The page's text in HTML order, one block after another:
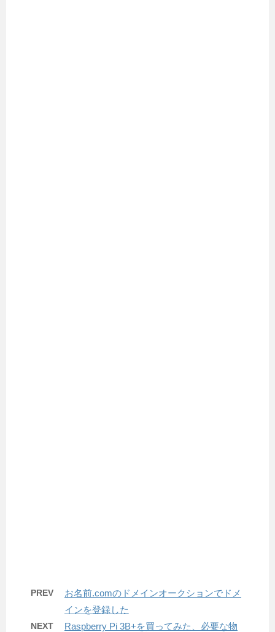
PREV
お名前.comのドメインオークションでドメ
インを登録した
NEXT
Raspberry Pi 3B+を買ってみた、必要な物